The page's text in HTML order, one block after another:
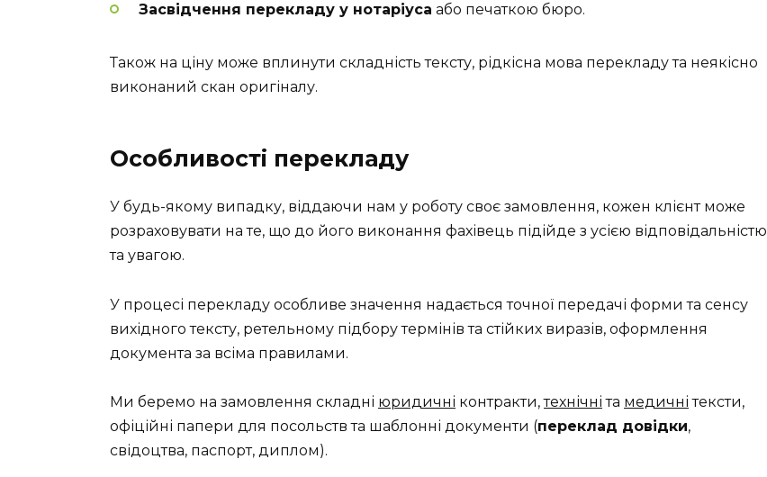
Засвідчення перекладу у нотаріуса або печаткою бюро.
Також на ціну може вплинути складність тексту, рідкісна мова перекладу та неякісно
виконаний скан оригіналу.
Особливості перекладу
У будь-якому випадку, віддаючи нам у роботу своє замовлення, кожен клієнт може
розраховувати на те, що до його виконання фахівець підійде з усією відповідальністю
та увагою.
У процесі перекладу особливе значення надається точної передачі форми та сенсу
вихідного тексту, ретельному підбору термінів та стійких виразів, оформлення
документа за всіма правилами.
Ми беремо на замовлення складні юридичні контракти,технічні та медичні тексти,
офіційні папери для посольств та шаблонні документи (переклад довідки,
свідоцтва, паспорт, диплом).